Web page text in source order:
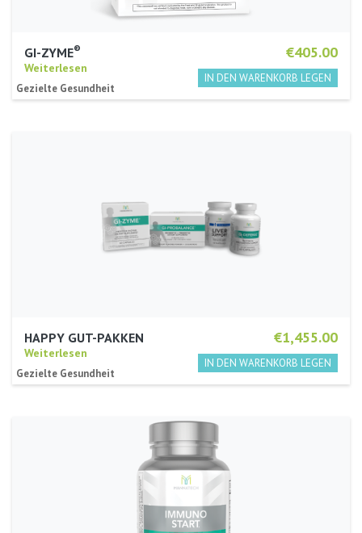
€405.00
GI-ZYME®
Weiterlesen
Gezielte Gesundheit
€1,455.00
HAPPY GUT-PAKKEN
Weiterlesen
Gezielte Gesundheit